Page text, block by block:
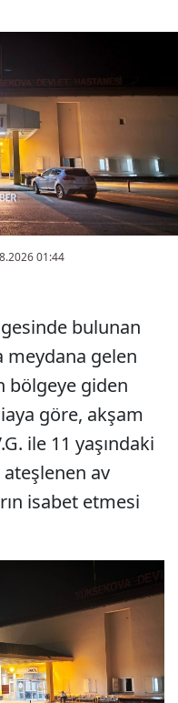
01:44
bulunan
meydana gelen
bölgeye giden
göre, akşam
ile 11 yaşındaki
ateşlenen av
isabet etmesi